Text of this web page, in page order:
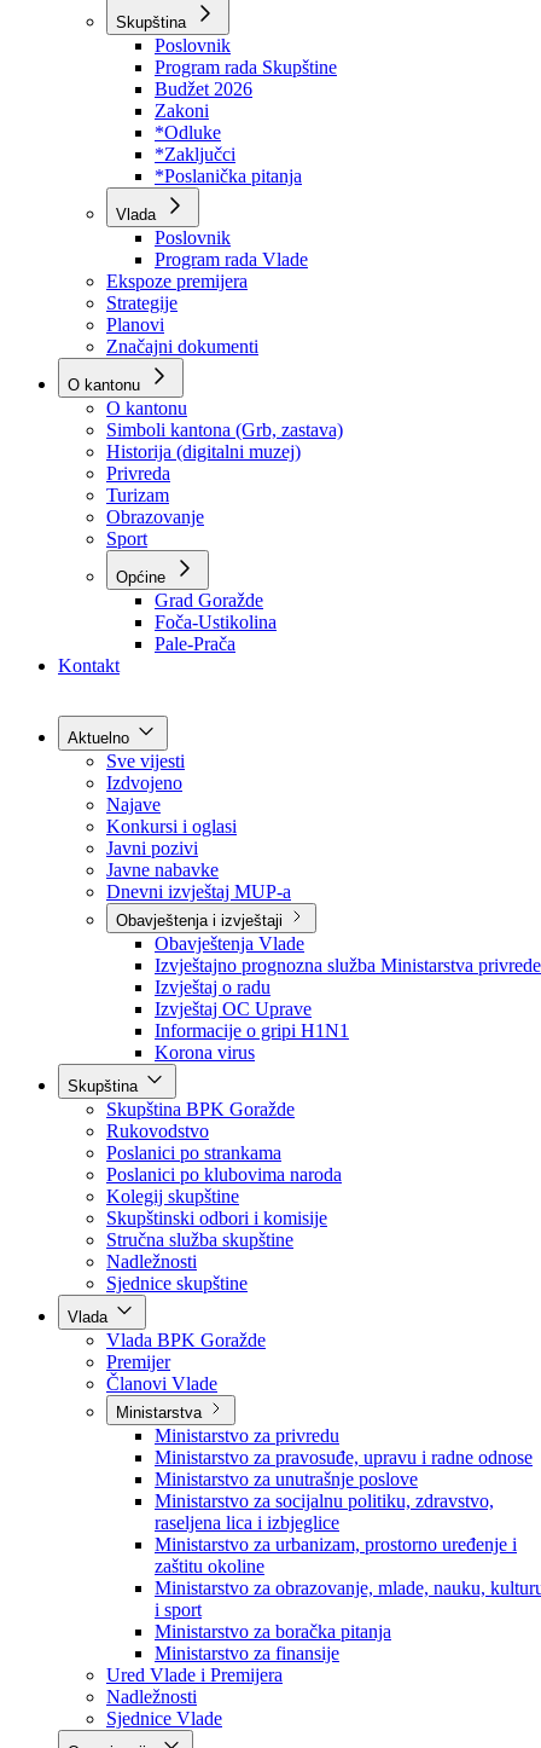
Turistička organizacija
Dokumenti
Skupština
Poslovnik
Program rada Skupštine
Budžet 2026
Zakoni
*Odluke
*Zaključci
*Poslanička pitanja
Vlada
Poslovnik
Program rada Vlade
Ekspoze premijera
Strategije
Planovi
Značajni dokumenti
O kantonu
O kantonu
Simboli kantona (Grb, zastava)
Historija (digitalni muzej)
Privreda
Turizam
Obrazovanje
Sport
Općine
Kontakt
Aktuelno
Sve vijesti
Izdvojeno
Najave
Konkursi i oglasi
Javni pozivi
Javne nabavke
Dnevni izvještaj MUP-a
Obavještenja i izvještaji
Obavještenja Vlade
Izvještajno prognozna služba Ministarstva privrede
Izvještaj o radu
Izvještaj OC Uprave
Informacije o gripi H1N1
Korona virus
Skupština
Skupština BPK Goražde
Rukovodstvo
Poslanici po strankama
Poslanici po klubovima naroda
Kolegij skupštine
Skupštinski odbori i komisije
Stručna služba skupštine
Nadležnosti
Sjednice skupštine
Vlada
Vlada BPK Goražde
Premijer
Članovi Vlade
Ministarstva
Ministarstvo za privredu
Ministarstvo za pravosuđe, upravu i radne odnose
Ministarstvo za unutrašnje poslove
Ministarstvo za socijalnu politiku, zdravstvo,
raseljena lica i izbjeglice
Ministarstvo za urbanizam, prostorno uređenje i
zaštitu okoline
Ministarstvo za obrazovanje, mlade, nauku,
i sport
Ministarstvo za boračka pitanja
Ministarstvo za finansije
Ured Vlade i Premijera